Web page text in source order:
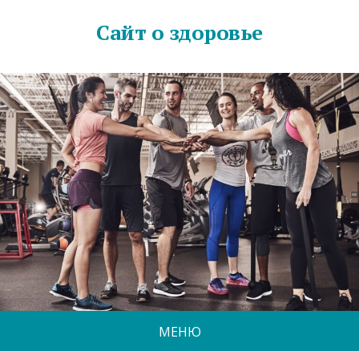
Сайт о здоровье
МЕНЮ